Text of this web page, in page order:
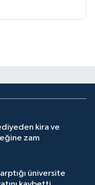
kira ve
zam
üniversite